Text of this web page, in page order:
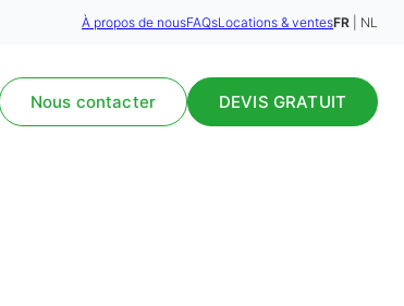
À propos de nousFAQsLocations & ventesFR NL
Nous contacter DEVIS GRATUIT